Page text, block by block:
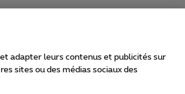
adapter leurs contenus et publicités sur
sites ou des médias sociaux des